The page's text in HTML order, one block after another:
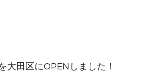
大田区にOPENしました！